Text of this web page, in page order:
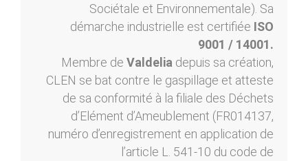
Sociétale et Environnementale). Sa
démarche industrielle est certifiée ISO
9001 / 14001.
Membre de Valdelia depuis sa création,
CLEN se bat contre le gaspillage et atteste
de sa conformité à la filiale des Déchets
d’Elément d’Ameublement (FR014137,
numéro d’enregistrement en application de
l’article L. 541-10 du code de